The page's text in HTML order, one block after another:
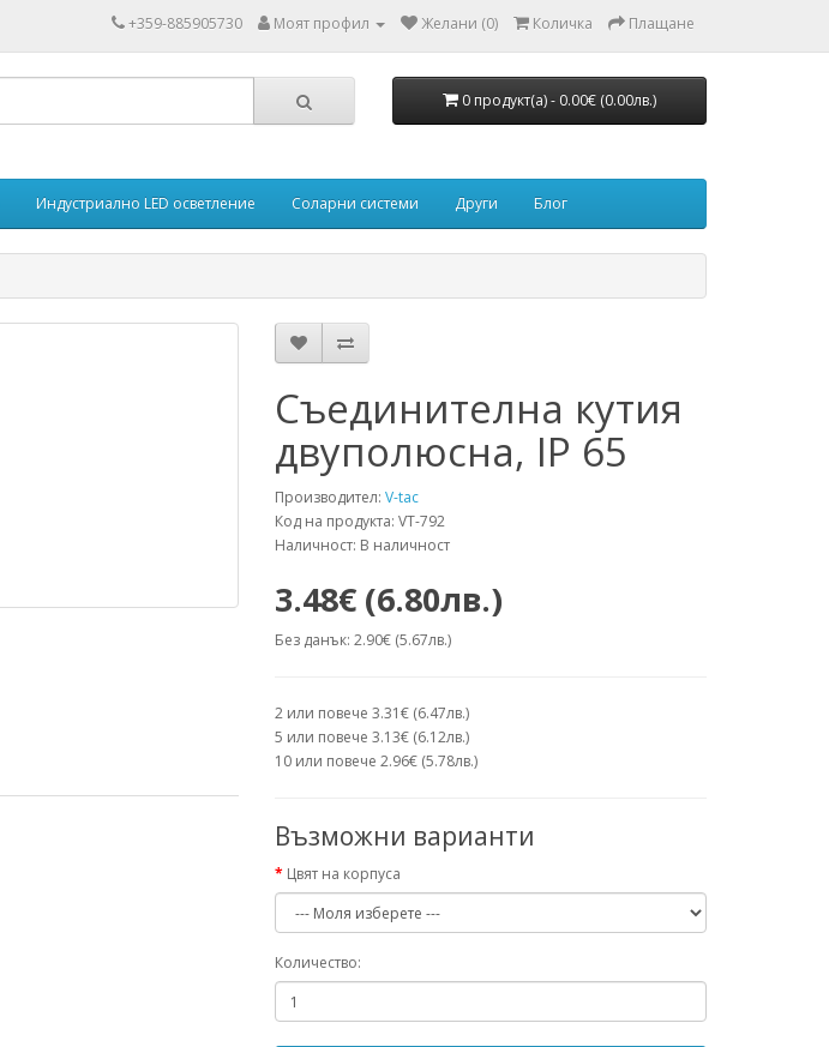
+359-885905730 Моят профил Желани (0) Количка Плащане
0 продукт(а) - 0.00€ (0.00лв.)
Индустриално LED осветление Соларни системи Други Блог
Съединителна кутия
двуполюсна, IP 65
Производител: V-tac
Код на продукта: VT-792
Наличност: В наличност
3.48€ (6.80лв.)
Без данък: 2.90€ (5.67лв.)
2 или повече 3.31€ (6.47лв.)
5 или повече 3.13€ (6.12лв.)
10 или повече 2.96€ (5.78лв.)
Възможни варианти
Цвят на корпуса
Количество: